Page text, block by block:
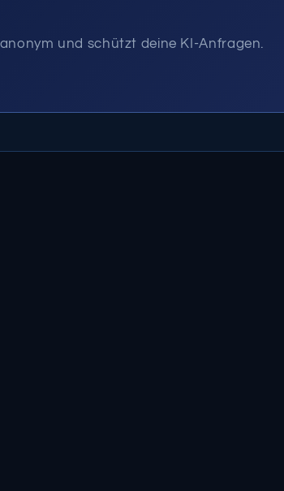
und schützt deine KI-Anfragen.